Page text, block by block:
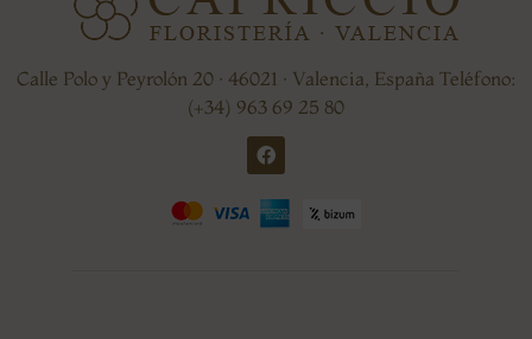
Calle Polo y Peyrolón 20 · 46021 · Valencia, España Teléfono:
(+34) 963 69 25 80